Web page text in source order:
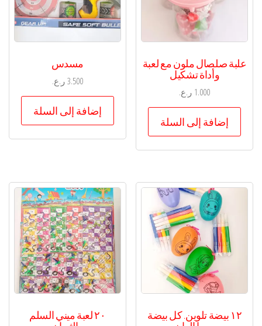
علبة صلصال ملون مع لعبة
وأداة تشكيل
1.000 ر.ع.
إضافة إلى السلة
مسدس
3.500ر.ع.
إضافة إلى السلة
١٢ بيضة تلوين. كل بيضة ٢٠ لعبة ميني السلم